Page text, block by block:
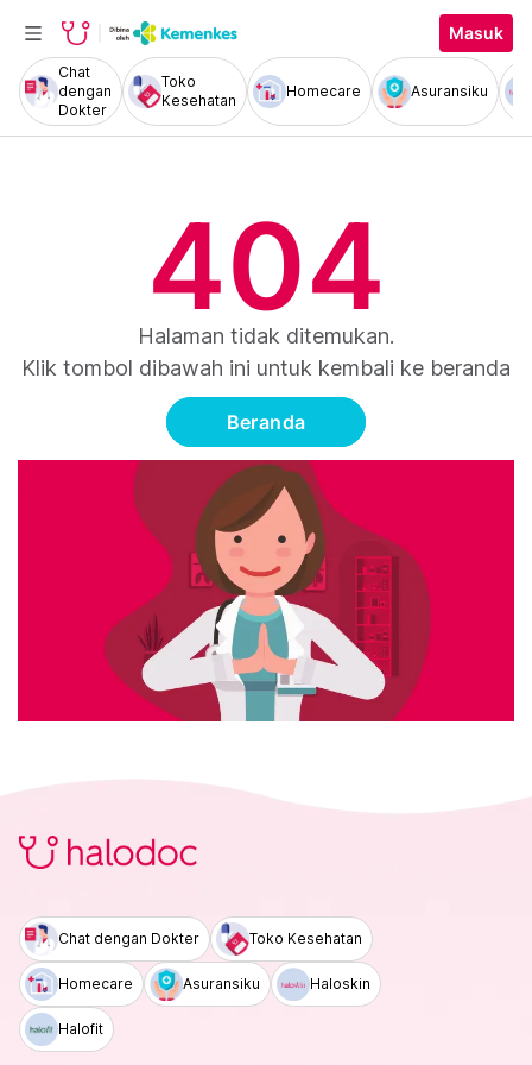
Masuk
Chat
dengan
Dokter
Toko
Kesehatan
Homecare Asuransiku
404
Halaman tidak ditemukan.
Klik tombol dibawah ini untuk kembali ke beranda
Beranda
Chat dengan Dokter Toko Kesehatan
Homecare Asuransiku Haloskin
Halofit